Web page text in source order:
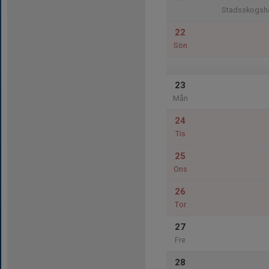
22
Sön
23
Mån
24
Tis
25
Ons
26
Tor
27
Fre
28